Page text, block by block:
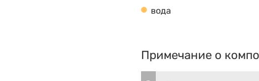
вода
Примечание о